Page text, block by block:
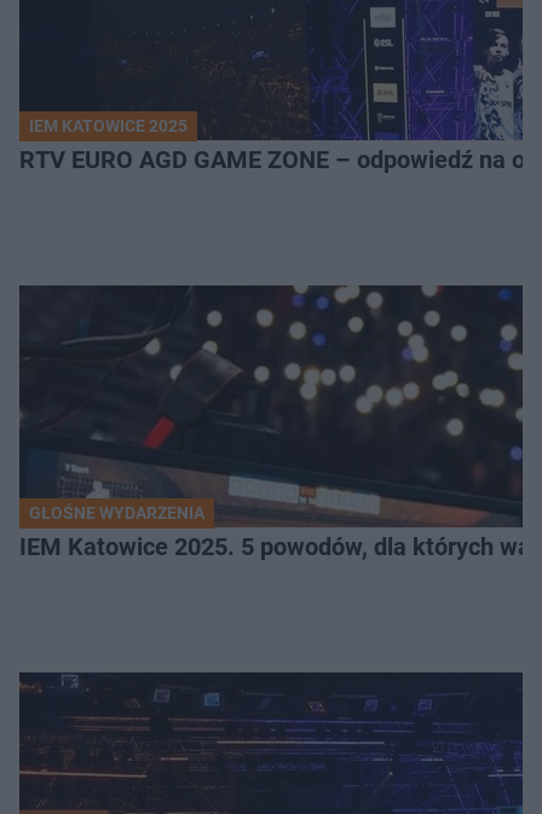
IEM KATOWICE 2025
RTV EURO AGD GAME ZONE – odpowiedź na
GŁOŚNE WYDARZENIA
IEM Katowice 2025. 5 powodów, dla których